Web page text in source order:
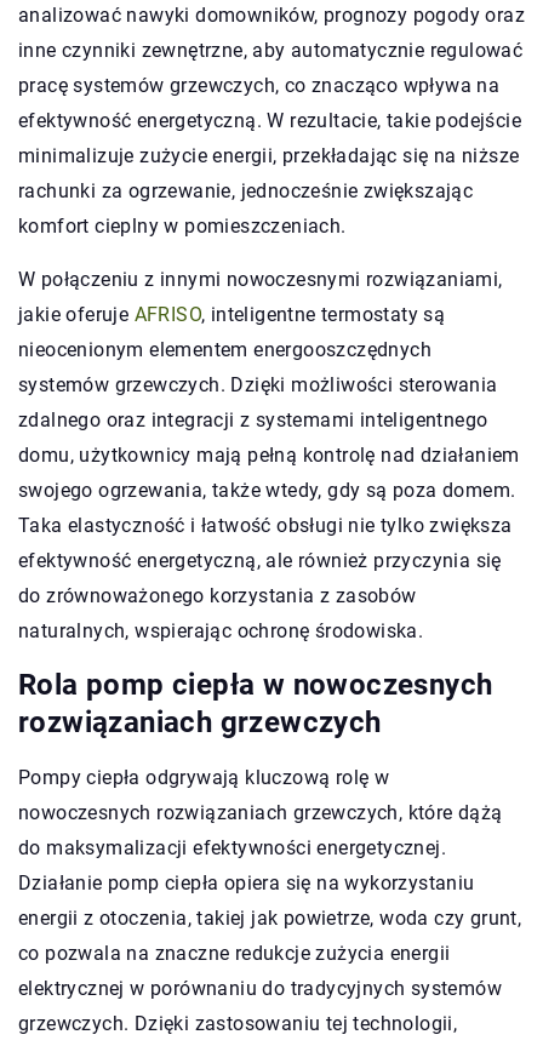
analizować nawyki domowników, prognozy pogody oraz
inne czynniki zewnętrzne, aby automatycznie regulować
pracę systemów grzewczych, co znacząco wpływa na
efektywność energetyczną. W rezultacie, takie podejście
minimalizuje zużycie energii, przekładając się na niższe
rachunki za ogrzewanie, jednocześnie zwiększając
komfort cieplny w pomieszczeniach.
W połączeniu z innymi nowoczesnymi rozwiązaniami,
jakie oferuje AFRISO, inteligentne termostaty są
nieocenionym elementem energooszczędnych
systemów grzewczych. Dzięki możliwości sterowania
zdalnego oraz integracji z systemami inteligentnego
domu, użytkownicy mają pełną kontrolę nad działaniem
swojego ogrzewania, także wtedy, gdy są poza domem.
Taka elastyczność i łatwość obsługi nie tylko zwiększa
efektywność energetyczną, ale również przyczynia się
do zrównoważonego korzystania z zasobów
naturalnych, wspierając ochronę środowiska.
Rola pomp ciepła w nowoczesnych
rozwiązaniach grzewczych
Pompy ciepła odgrywają kluczową rolę w
nowoczesnych rozwiązaniach grzewczych, które dążą
do maksymalizacji efektywności energetycznej.
Działanie pomp ciepła opiera się na wykorzystaniu
energii z otoczenia, takiej jak powietrze, woda czy grunt,
co pozwala na znaczne redukcje zużycia energii
elektrycznej w porównaniu do tradycyjnych systemów
grzewczych. Dzięki zastosowaniu tej technologii,